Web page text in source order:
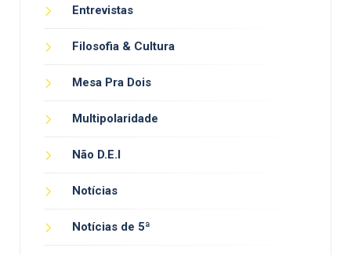
Entrevistas
Filosofia & Cultura
Mesa Pra Dois
Multipolaridade
Não D.E.I
Notícias
Notícias de 5ª